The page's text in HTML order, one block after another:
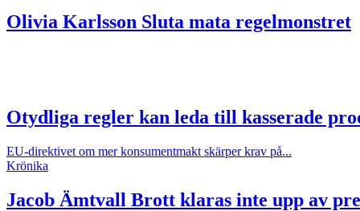
Olivia Karlsson Sluta mata regelmonstret
Otydliga regler kan leda till kasserade
EU-direktivet om mer konsumentmakt skärper krav på...
Krönika
Jacob Ämtvall Brott klaras inte upp av